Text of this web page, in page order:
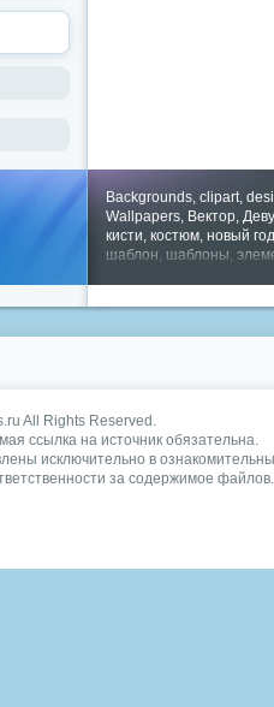
Backgrounds, clipart,
Wallpapers, Вектор,
кисти, костюм, новый год
шаблон, шаблоны,
All Rights Reserved.
ссылка на источник обязательна.
исключительно в
за содержимое файлов.